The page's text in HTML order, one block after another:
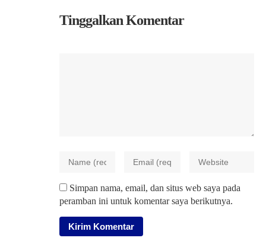
Tinggalkan Komentar
Simpan nama, email, dan situs web saya pada
peramban ini untuk komentar saya berikutnya.